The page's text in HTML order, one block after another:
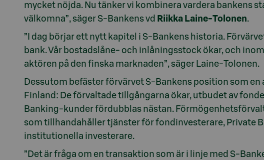
mycket nöjda. Nu tänker vi kombinera vardera bankens
välkomna”, säger S-Bankens vd Riikka Laine-Tolonen.
”I dag börjar ett nytt kapitel i S-Bankens historia.
bank. Vår bostadslåne- och inlåningsstock ökar, och
aktören på den finska marknaden”, säger Laine-Tolonen.
Dessutom befäster förvärvet S-Bankens position som
Finland: De förvaltade tillgångarna ökar, utbudet av
Banking-kunder fördubblas nästan.
som tillhandahåller tjänster för fondinvesterare, Private
institutionella investerare.
”Det är fråga om en transaktion som är i linje med S-